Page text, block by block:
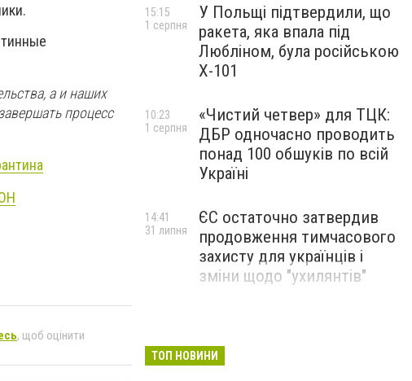
а и наших
процесс
, щоб оцінити
У Польщі підтвердили, що
ракета, яка впала під
Любліном, була російською
Х-101
15:15
1 серпня
«Чистий четвер» для ТЦК:
ДБР одночасно проводить
понад 100 обшуків по всій
Україні
10:23
1 серпня
ЄС остаточно затвердив
продовження тимчасового
захисту для українців і
зміни щодо "ухилянтів"
14:41
31 липня
ТОП НОВИНИ